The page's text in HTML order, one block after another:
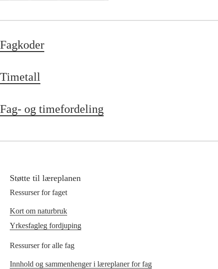
Fagkoder
Timetall
Fag- og timefordeling
Støtte til læreplanen
Ressurser for faget
Kort om naturbruk
Yrkesfagleg fordjuping
Ressurser for alle fag
Innhold og sammenhenger i læreplaner for fag